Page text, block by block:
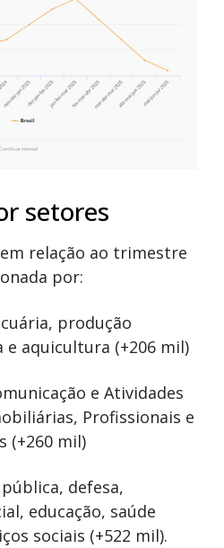
setores
relação ao trimestre
por:
produção
e aquicultura (+206 mil)
e Atividades
Profissionais e
(+260 mil)
defesa,
educação, saúde
sociais (+522 mil).